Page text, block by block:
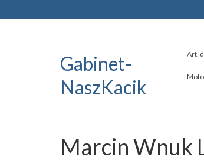
Gabinet-
NaszKacik
Art.
Moto
Marcin Wnuk